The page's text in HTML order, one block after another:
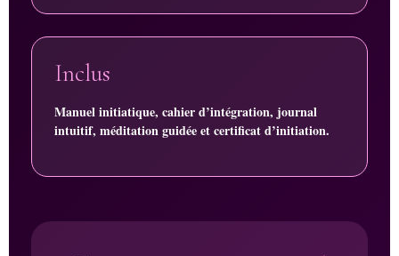
Inclus
Manuel initiatique, cahier d’intégration, journal
intuitif, méditation guidée et certificat d’initiation.